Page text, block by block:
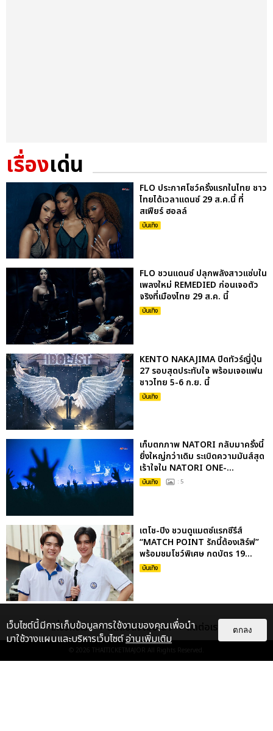
เรื่องเด่น
FLO ประกาศโชว์ครั้งแรกในไทย ชาว
ไทยได้เวลาแดนซ์ 29 ส.ค.นี้ ที่
สเฟียร์ ฮอลล์
บันเทิง
FLO ชวนแดนซ์ ปลุกพลังสาวแซ่บใน
เพลงใหม่ REMEDIED ก่อนเจอตัว
จริงที่เมืองไทย 29 ส.ค. นี้
บันเทิง
KENTO NAKAJIMA ปิดทัวร์ญี่ปุ่น
27 รอบสุดประทับใจ พร้อมเจอแฟน
ชาวไทย 5-6 ก.ย. นี้
บันเทิง
เก็บตกภาพ NATORI กลับมาครั้งนี้
ยิ่งใหญ่กว่าเดิม ระเบิดความมันส์สุด
เร้าใจใน NATORI ONE-...
บันเทิง : 5
เตโช-ปิง ชวนดูแมตซ์แรกซีรีส์
“MATCH POINT รักนี้ต้องเสิร์ฟ”
พร้อมชมโชว์พิเศษ กดบัตร 19...
บันเทิง
เกี่ยวกับเรา ติดต่อลงโฆษณา ติดต่อเรา
© 2026 THAITICKETMAJOR All Rights Reserved.
เว็บไซต์นี้มีการเก็บข้อมูลการใช้งานของคุณเพื่อนำ
มาใช้วางแผนและบริหารเว็บไซต์อ่านเพิ่มเติม
ตกลง